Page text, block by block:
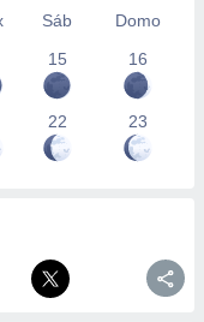
Sáb
Domo
15 16
22 23